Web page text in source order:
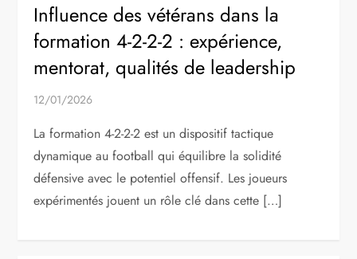
Influence des vétérans dans la
formation 4-2-2-2 : expérience,
mentorat, qualités de leadership
12/01/2026
La formation 4-2-2-2 est un dispositif tactique
dynamique au football qui équilibre la solidité
défensive avec le potentiel offensif. Les joueurs
expérimentés jouent un rôle clé dans cette […]